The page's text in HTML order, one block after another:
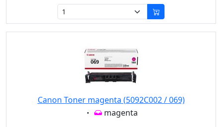
Canon Toner magenta (5092C002 / 069)
Eigenschaft:
magenta